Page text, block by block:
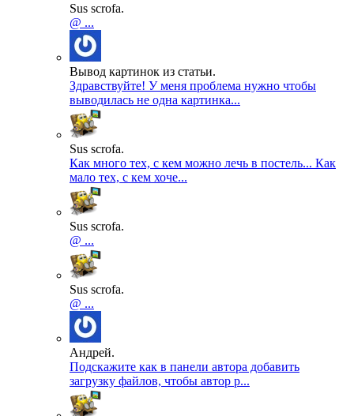
Sus scrofa.
@ ...
Вывод картинок из статьи.
Здравствуйте! У меня проблема нужно чтобы
выводилась не одна картинка...
Sus scrofa.
Как много тех, с кем можно лечь в постель... Как
мало тех, с кем хоче...
Sus scrofa.
@ ...
Sus scrofa.
@ ...
Андрей.
Подскажите как в панели автора добавить
загрузку файлов, чтобы автор р...